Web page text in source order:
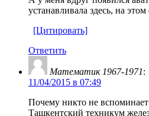
устанавливала здесь, на этом
[Цитировать]
Ответить
Математик 1967-1971:
11/04/2015 в 07:49
Почему никто не
Ташкентский техникум